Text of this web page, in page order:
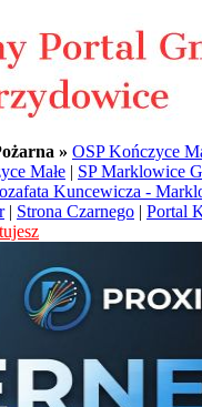
» OSP Kończyce
Małe | SP Marklowice
Kuncewicza -
| Strona Czarnego | Portal